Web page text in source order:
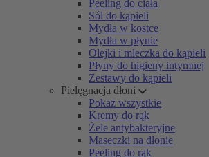
Peeling do ciała
Sól do kąpieli
Mydła w kostce
Mydła w płynie
Olejki i mleczka do kąpieli
Płyny do higieny intymnej
Zestawy do kąpieli
Pielęgnacja dłoni
Pokaż wszystkie
Kremy do rąk
Żele antybakteryjne
Maseczki na dłonie
Peeling do rąk